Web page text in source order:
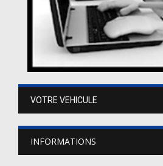
VOTRE VEHICULE
INFORMATIONS